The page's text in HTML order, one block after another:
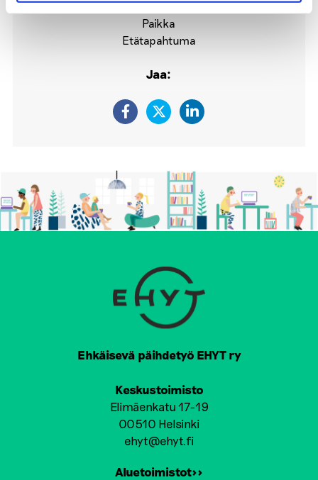
Paikka
Etätapahtuma
Jaa:
Ehkäisevä päihdetyö EHYT ry
Keskustoimisto
Elimäenkatu 17-19
00510 Helsinki
ehyt@ehyt.fi
Aluetoimistot>>